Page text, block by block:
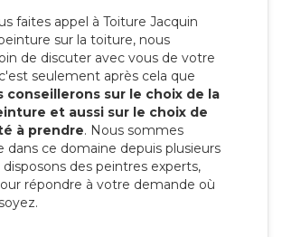
faites appel à Toiture Jacquin
sur la toiture, nous
de discuter avec vous de votre
seulement après cela que
conseillerons sur le choix de la
et aussi sur le choix de
à prendre. Nous sommes
dans ce domaine depuis plusieurs
des peintres experts,
répondre à votre demande où